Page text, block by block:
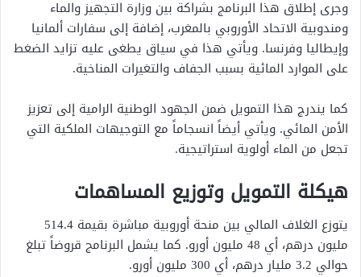
وجرى إطلاق هذا البرنامج بشراكة بين وزارة التجهيز والماء
ومندوبية الاتحاد الأوروبي بالمغرب، إضافة إلى سفارات ألمانيا
وإيطاليا وفرنسا. ويأتي هذا في سياق يطغى عليه تزايد الضغط
على الموارد المائية بسبب الجفاف والتغيرات المناخية.
كما يندرج هذا التمويل ضمن الجهود الوطنية الرامية إلى تعزيز
الأمن المائي. ويأتي أيضاً انسجاماً مع التوجيهات الملكية التي
تجعل من الماء أولوية استراتيجية.
هيكلة التمويل وتوزيع المساهمات
يتوزع الغلاف المالي بين منحة أوروبية مباشرة بقيمة 514.4
مليون درهم، أي 48 مليون أورو. كما يشمل البرنامج قروضاً تبلغ
حوالي 3.2 مليار درهم، أي 300 مليون أورو.